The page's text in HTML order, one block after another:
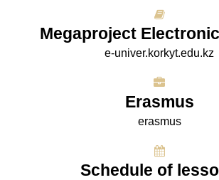
Megaproject
e-univer.korkyt.edu.kz
Erasmus
erasmus
Schedule of